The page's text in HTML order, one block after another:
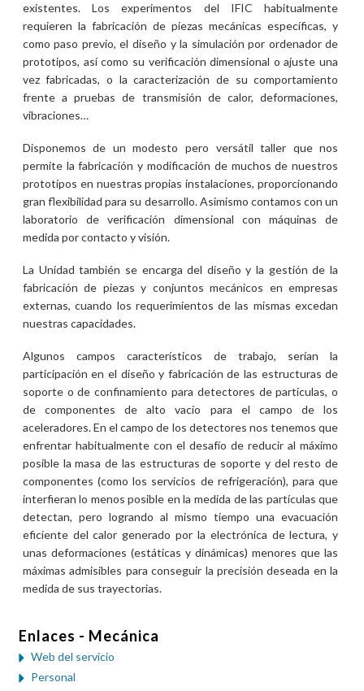
existentes. Los experimentos del IFIC habitualmente
requieren la fabricación de piezas mecánicas específicas, y
como paso previo, el diseño y la simulación por ordenador de
prototipos, así como su verificación dimensional o ajuste una
vez fabricadas, o la caracterización de su comportamiento
frente a pruebas de transmisión de calor, deformaciones,
vibraciones…
Disponemos de un modesto pero versátil taller que nos
permite la fabricación y modificación de muchos de nuestros
prototipos en nuestras propias instalaciones, proporcionando
gran flexibilidad para su desarrollo. Asimismo contamos con un
laboratorio de verificación dimensional con máquinas de
medida por contacto y visión.
La Unidad también se encarga del diseño y la gestión de la
fabricación de piezas y conjuntos mecánicos en empresas
externas, cuando los requerimientos de las mismas excedan
nuestras capacidades.
Algunos campos característicos de trabajo, serían la
participación en el diseño y fabricación de las estructuras de
soporte o de confinamiento para detectores de partículas, o
de componentes de alto vacío para el campo de los
aceleradores. En el campo de los detectores nos tenemos que
enfrentar habitualmente con el desafío de reducir al máximo
posible la masa de las estructuras de soporte y del resto de
componentes (como los servicios de refrigeración), para que
interfieran lo menos posible en la medida de las partículas que
detectan, pero logrando al mismo tiempo una evacuación
eficiente del calor generado por la electrónica de lectura, y
unas deformaciones (estáticas y dinámicas) menores que las
máximas admisibles para conseguir la precisión deseada en la
medida de sus trayectorias.
Enlaces - Mecánica
Web del servicio
Personal